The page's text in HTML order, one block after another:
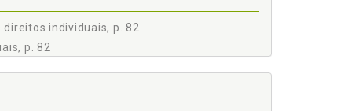
individuais, p. 82
p. 82